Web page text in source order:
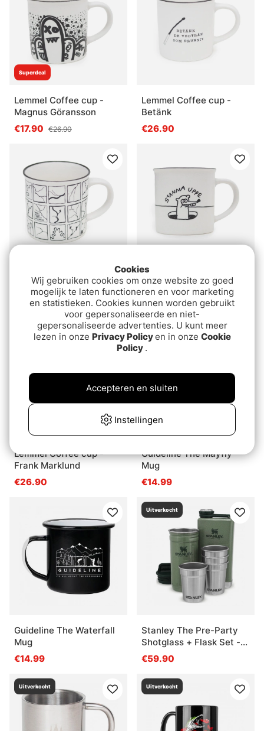
Superdeal
Lemmel Coffee cup -
Magnus Göransson
€17.90 €26.90
Lemmel Coffee cup -
Betänk
€26.90
Lemmel Coffee cup -
Rivers
€26.90
Lemmel Coffee cup -
Sebastian Murphy
€26.90
Lemmel Coffee cup -
Frank Marklund
€26.90
Guideline The Mayfly
Mug
€14.99
Guideline The Waterfall
Mug
€14.99
Uitverkocht
Stanley The Pre-Party
Shotglass + Flask Set -
Hammertone Green
€59.90
Uitverkocht Uitverkocht
Cookies
Wij gebruiken cookies om onze website zo goed
mogelijk te laten functioneren en voor marketing
en statistieken. Cookies kunnen worden gebruikt
voor gepersonaliseerde en niet-
gepersonaliseerde advertenties. U kunt meer
lezen in onze Privacy Policyen in onze Cookie
Policy .
Instellingen
Accepteren en sluiten